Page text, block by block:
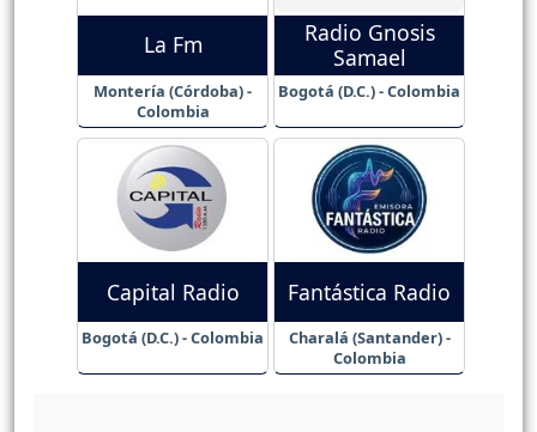
La Fm
Montería (Córdoba) -
Colombia
Radio Gnosis
Samael
Bogotá (D.C.) - Colombia
Capital Radio
Bogotá (D.C.) - Colombia
Fantástica Radio
Charalá (Santander) -
Colombia